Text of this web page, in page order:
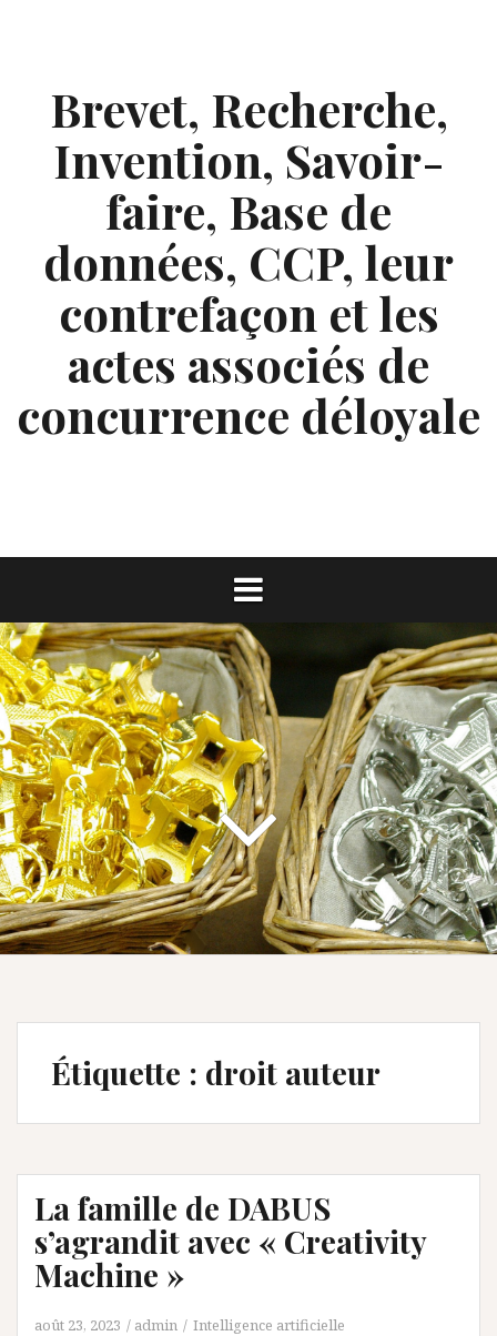
Brevet, Recherche,
Invention, Savoir-
faire, Base de
données, CCP, leur
contrefaçon et les
actes associés de
concurrence déloyale
Étiquette : droit auteur
La famille de DABUS
s’agrandit avec « Creativity
Machine »
août 23, 2023 admin Intelligence artificielle